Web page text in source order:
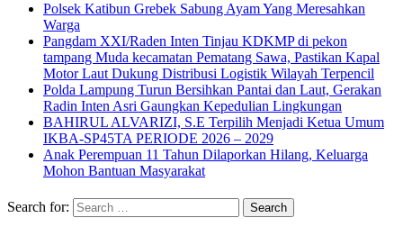
Polsek Katibun Grebek Sabung Ayam Yang Meresahkan
Warga
Pangdam XXI/Raden Inten Tinjau KDKMP di pekon
tampang Muda kecamatan Pematang Sawa, Pastikan Kapal
Motor Laut Dukung Distribusi Logistik Wilayah Terpencil
Polda Lampung Turun Bersihkan Pantai dan Laut, Gerakan
Radin Inten Asri Gaungkan Kepedulian Lingkungan
BAHIRUL ALVARIZI, S.E Terpilih Menjadi Ketua Umum
IKBA-SP45TA PERIODE 2026 – 2029
Anak Perempuan 11 Tahun Dilaporkan Hilang, Keluarga
Mohon Bantuan Masyarakat
Search for: